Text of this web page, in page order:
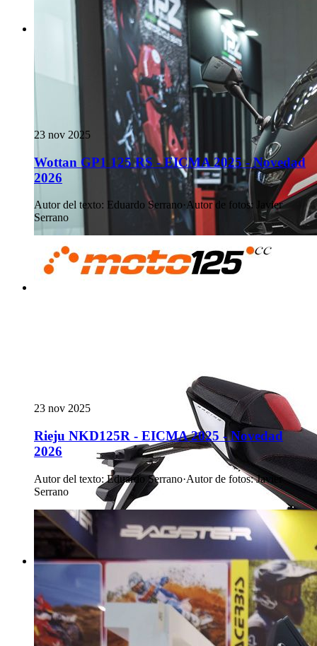
23 nov 2025
Wottan GP1 125 RS - EICMA 2025 - Novedad
2026
Autor del texto: Eduardo Serrano·Autor de fotos:
Javier
Serrano
23 nov 2025
Rieju NKD125R - EICMA 2025 - Novedad
2026
Autor del texto: Eduardo Serrano·Autor de fotos: Javier
Serrano